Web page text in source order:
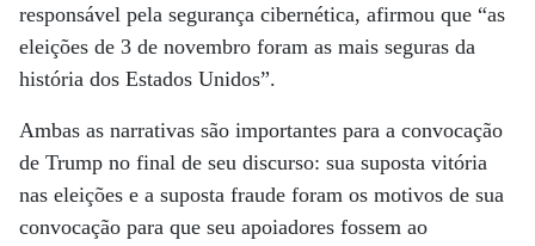
responsável pela segurança cibernética, afirmou que “as
eleições de 3 de novembro foram as mais seguras da
história dos Estados Unidos”.
Ambas as narrativas são importantes para a convocação
de Trump no final de seu discurso: sua suposta vitória
nas eleições e a suposta fraude foram os motivos de sua
convocação para que seu apoiadores fossem ao